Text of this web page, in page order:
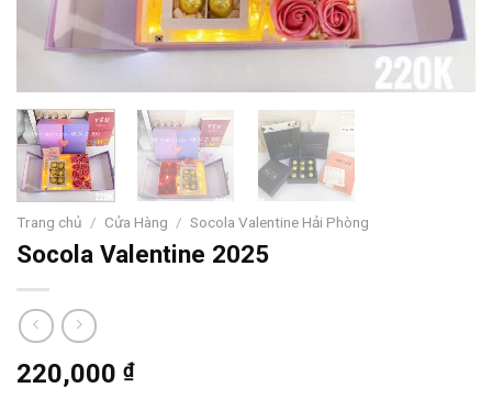
Trang chủ / Cửa Hàng / Socola Valentine Hải Phòng
Socola Valentine 2025
220,000 ₫